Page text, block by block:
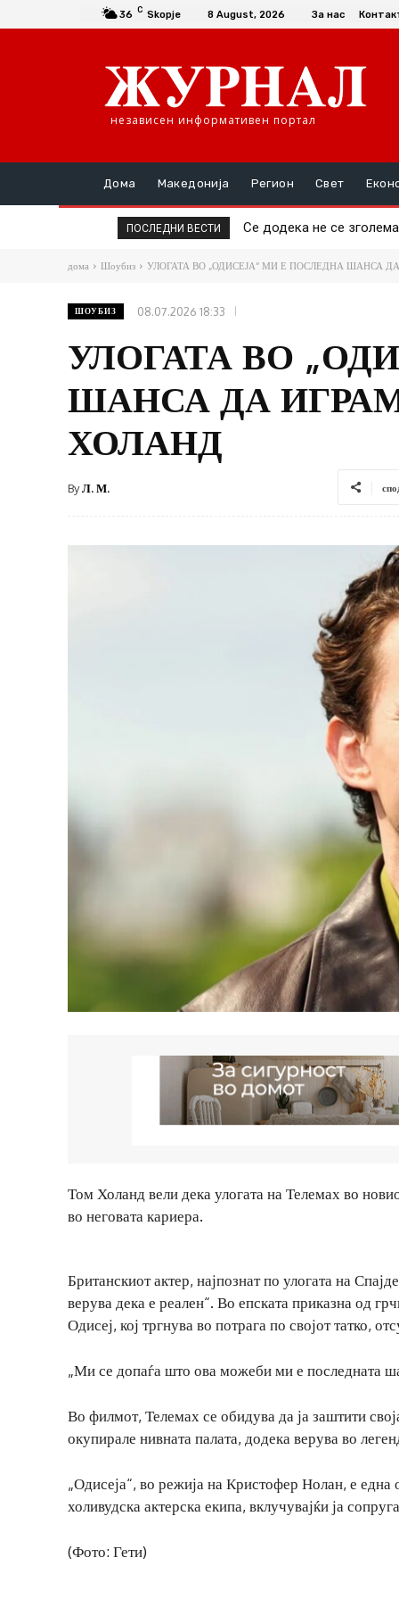
36 C Skopje 8 August, 2026 За нас
независен информативен портал
Дома Македонија Регион Свет
ПОСЛЕДНИ ВЕСТИ Се додека не се
дома Шоубиз УЛОГАТА ВО „ОДИСЕЈА“ МИ Е ПОСЛЕДНА ШАНСА
ШОУБИЗ 08.07.2026 18:33
УЛОГАТА ВО
ШАНСА ДА
ХОЛАНД
ByЛ. М.
Том Холанд вели дека улогата на Телемах во
во неговата кариера.
Британскиот актер, најпознат по улогата на
верува дека е реален“. Во епската приказна од
Одисеј, кој тргнува во потрага по својот татко,
„Ми се допаѓа што ова можеби ми е последната
Во филмот, Телемах се обидува да ја заштити
окупирале нивната палата, додека верува во
„Одисеја“, во режија на Кристофер Нолан, е
холивудска актерска екипа, вклучувајќи ја
(Фото: Гети)